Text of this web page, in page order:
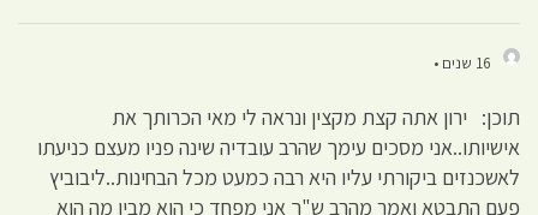
16 שנים •
תוכן: ירון אתה קצת מקצין ונראה לי מאי הכרותך את
אישיותו..אני מסכים עימך שהרב עובדיה שינה פניו מעצם כניעתו
לאשכנזים ביקורתי עליו היא רבה כמעט מכל הבחינות..ליבוביץ
פעם התבטא ואמר מהרב ש"ך אני מפחד כי הוא מבין מה הוא